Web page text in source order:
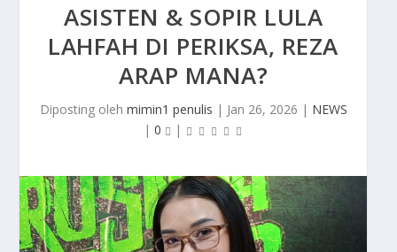
ASISTEN & SOPIR LULA
LAHFAH DI PERIKSA, REZA
ARAP MANA?
Diposting oleh mimin1 penulis | Jan 26, 2026 | NEWS
| 0 |